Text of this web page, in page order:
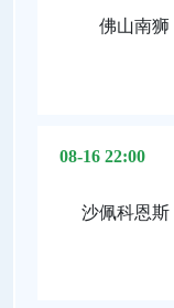
佛山南狮
08-16 22:00
沙佩科恩斯